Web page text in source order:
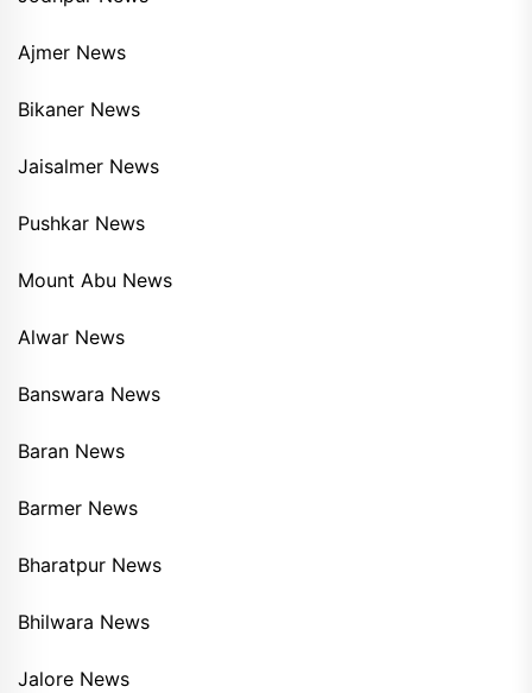
Ajmer News
Bikaner News
Jaisalmer News
Pushkar News
Mount Abu News
Alwar News
Banswara News
Baran News
Barmer News
Bharatpur News
Bhilwara News
Jalore News